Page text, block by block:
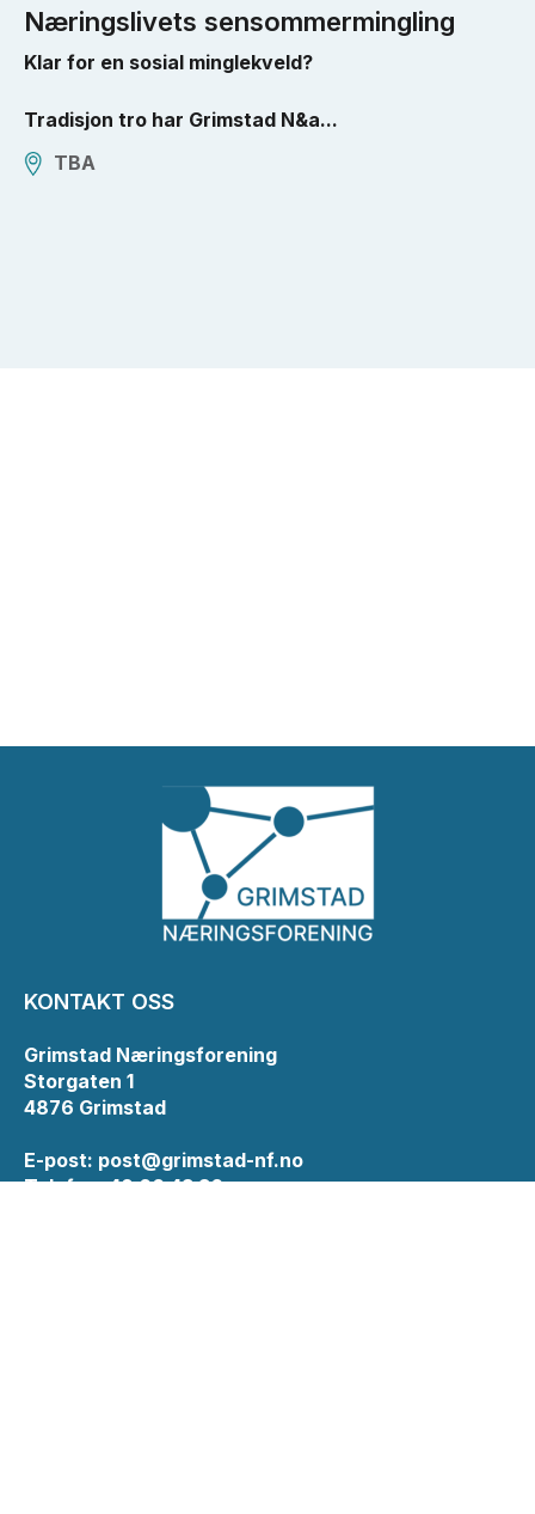
Næringslivets sensommermingling
Klar for en sosial minglekveld?
Tradisjon tro har Grimstad N&a...
TBA
KONTAKT OSS
Grimstad Næringsforening
Storgaten 1
4876 Grimstad
E-post: post@grimstad-nf.no
Telefon: 48 00 43 36